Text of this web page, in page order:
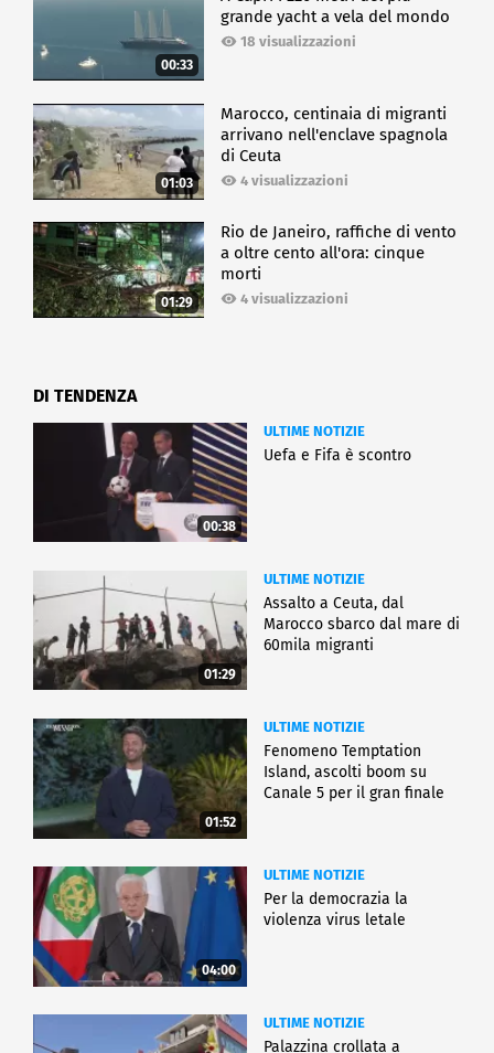
00:33
grande yacht a vela del mondo
18 visualizzazioni
01:03
Marocco, centinaia di migranti
arrivano nell'enclave spagnola
di Ceuta
4 visualizzazioni
01:29
Rio de Janeiro, raffiche di vento
a oltre cento all'ora: cinque
morti
4 visualizzazioni
DI TENDENZA
00:38
ULTIME NOTIZIE
Uefa e Fifa è scontro
01:29
ULTIME NOTIZIE
Assalto a Ceuta, dal
Marocco sbarco dal mare di
60mila migranti
01:52
ULTIME NOTIZIE
Fenomeno Temptation
Island, ascolti boom su
Canale 5 per il gran finale
04:00
ULTIME NOTIZIE
Per la democrazia la
violenza virus letale
ULTIME NOTIZIE
Palazzina crollata a